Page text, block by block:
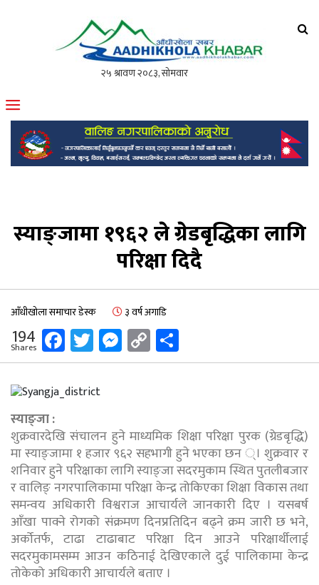
मोफसलकै लोकप्रिय अनलाइन पत्रिका
स्याङ्जामा १९६२ ले ग्रेडबृद्धिका लागि
परिक्षा दिदै
आँधीखोला समाचार डेस्क ३ वर्ष अगाडि
194
Shares Facebook
Twitter
Messenger
Copy
Link
स्याङ्जा :
शुक्रवारदेखि संचालन हुने माध्यमिक शिक्षा परिक्षा पुरक (ग्रेडबृद्धि)
मा स्याङ्जामा १ हजार ९६२ सहभागी हुने भएका छन ्। शुक्रवार र
शनिवार हुने परिक्षाका लागि स्याङ्जा सदरमुकाम स्थित पुतलीबजार
र वालिङ् नगरपालिकामा परिक्षा केन्द्र तोकिएका शिक्षा विकास तथा
समन्वय अधिकारी विश्वराज आचार्यले जानकारी दिए । यसबर्ष
आँखा पाक्ने रोगको संक्रमण दिनप्रतिदिन बढ्ने क्रम जारी छ भने,
अर्कोतर्फ, टाढा टाढाबाट परिक्षा दिन आउने परिक्षार्थीलाई
सदरमुकामसम्म आउन कठिनाई देखिएकाले दुई पालिकामा केन्द्र
तोकेको अधिकारी आचार्यले बताए ।